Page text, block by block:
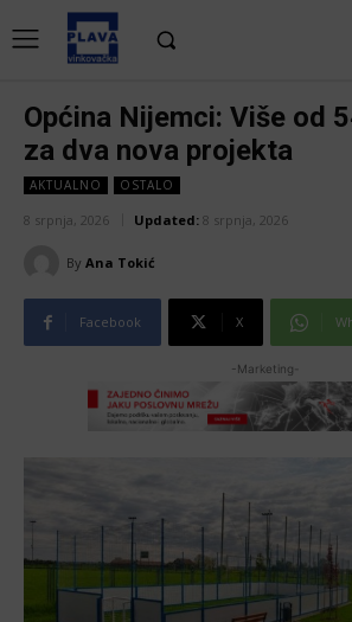
Općina Nijemci: Više od
za dva nova projekta
AKTUALNO OSTALO
8 srpnja, 2026 Updated: 8 srpnja, 2026
By Ana Tokić
Facebook X
-Marketing-